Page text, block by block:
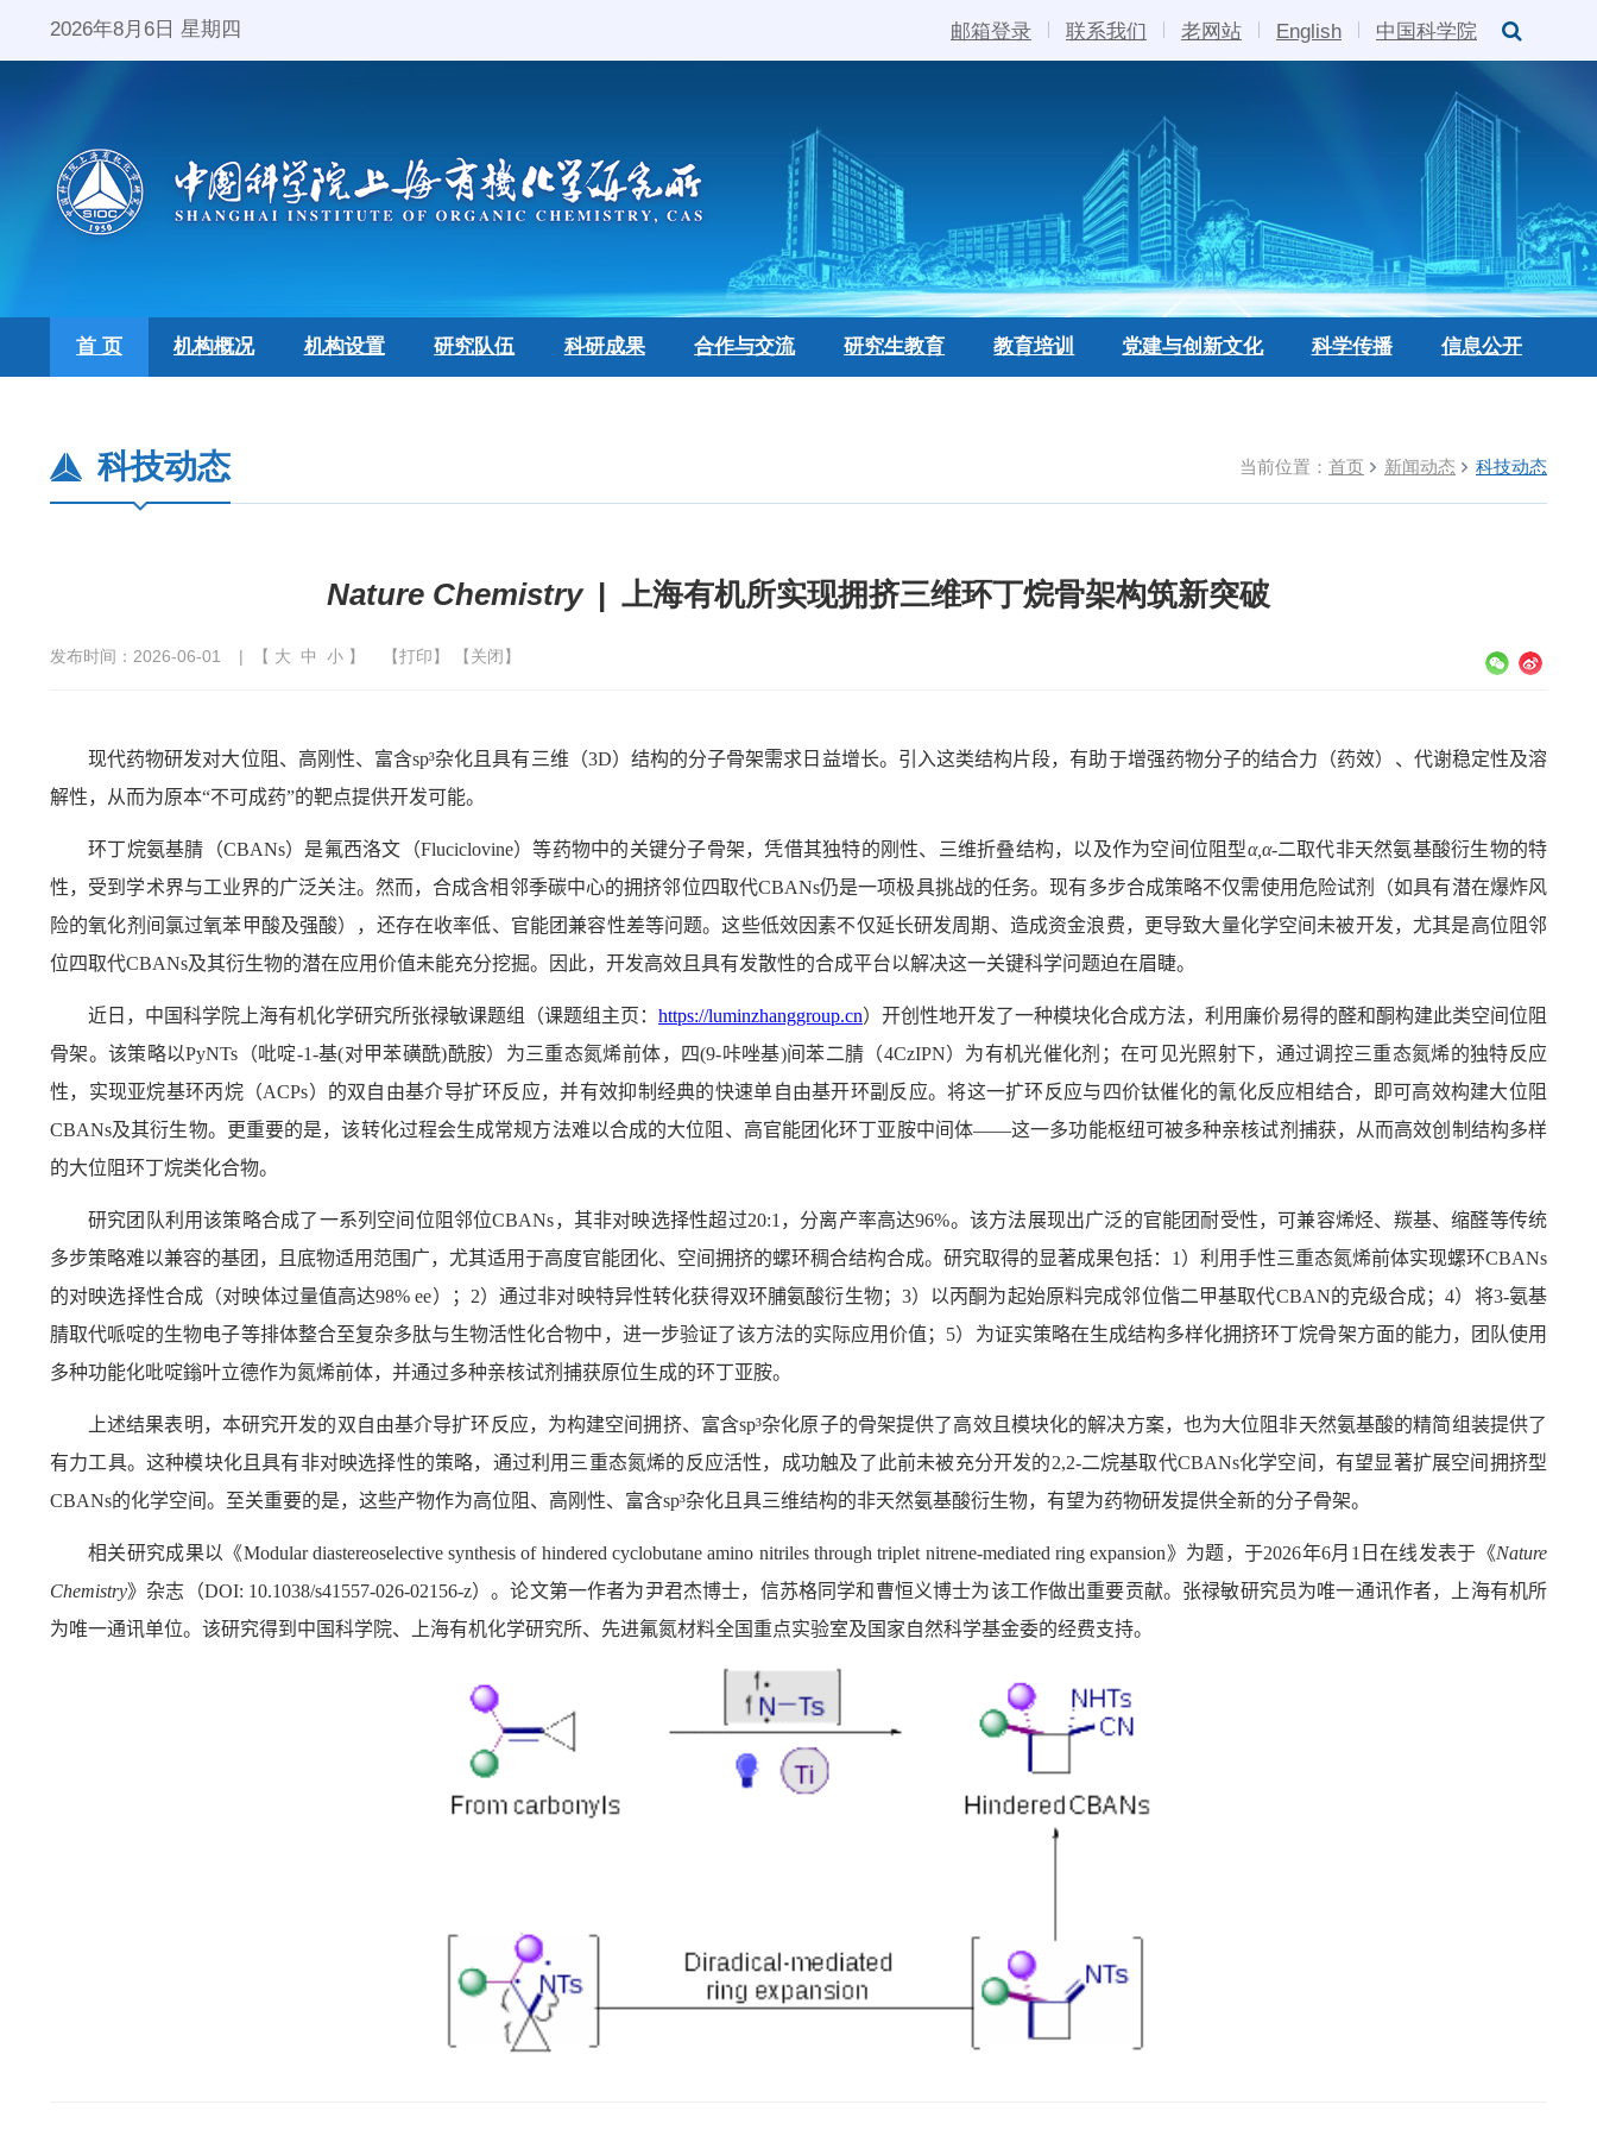
2026年8月6日 星期四 邮箱登录 联系我们 老网站 English 中国科学院
首 页 机构概况 机构设置 研究队伍 科研成果 合作与交流 研究生教育 教育培训 党建与创新文化 科学传播 信息公开
当前位置： 首页 新闻动态 科技动态
科技动态
Nature Chemistry| 上海有机所实现拥挤三维环丁烷骨架构筑新突破
发布时间：2026-06-01 | 【 大 中 小 】 【打印】 【关闭】
现代药物研发对大位阻、高刚性、富含sp³杂化且具有三维（3D）结构的分子骨架需求日益增长。引入这类结构片段，有助于增强药物分子的结合力（药效）、代谢稳定性及溶
解性，从而为原本“不可成药”的靶点提供开发可能。
环丁烷氨基腈（CBANs）是氟西洛文（Fluciclovine）等药物中的关键分子骨架，凭借其独特的刚性、三维折叠结构，以及作为空间位阻型α,α-二取代非天然氨基酸衍生物的特
性，受到学术界与工业界的广泛关注。然而，合成含相邻季碳中心的拥挤邻位四取代CBANs仍是一项极具挑战的任务。现有多步合成策略不仅需使用危险试剂（如具有潜在爆炸风
险的氧化剂间氯过氧苯甲酸及强酸），还存在收率低、官能团兼容性差等问题。这些低效因素不仅延长研发周期、造成资金浪费，更导致大量化学空间未被开发，尤其是高位阻邻
位四取代CBANs及其衍生物的潜在应用价值未能充分挖掘。因此，开发高效且具有发散性的合成平台以解决这一关键科学问题迫在眉睫。
近日，中国科学院上海有机化学研究所张禄敏课题组（课题组主页： https://luminzhanggroup.cn）开创性地开发了一种模块化合成方法，利用廉价易得的醛和酮构建此类空间位阻
骨架。该策略以PyNTs （吡啶-1-基(对甲苯磺酰)酰胺）为三重态氮烯前体，四(9-咔唑基)间苯二腈（4CzIPN）为有机光催化剂；在可见光照射下，通过调控三重态氮烯的独特反应
性，实现亚烷基环丙烷（ACPs）的双自由基介导扩环反应，并有效抑制经典的快速单自由基开环副反应。将这一扩环反应与四价钛催化的氰化反应相结合，即可高效构建大位阻
CBANs及其衍生物。更重要的是，该转化过程会生成常规方法难以合成的大位阻、高官能团化环丁亚胺中间体——这一多功能枢纽可被多种亲核试剂捕获，从而高效创制结构多样
的大位阻环丁烷类化合物。
研究团队利用该策略合成了一系列空间位阻邻位CBANs，其非对映选择性超过20:1 ，分离产率高达96%。该方法展现出广泛的官能团耐受性，可兼容烯烃、羰基、缩醛等传统
多步策略难以兼容的基团，且底物适用范围广，尤其适用于高度官能团化、空间拥挤的螺环稠合结构合成。研究取得的显著成果包括： 1 ）利用手性三重态氮烯前体实现螺环CBANs
的对映选择性合成（对映体过量值高达98% ee）； 2）通过非对映特异性转化获得双环脯氨酸衍生物； 3）以丙酮为起始原料完成邻位偕二甲基取代CBAN的克级合成；4）将3-氨基
腈取代哌啶的生物电子等排体整合至复杂多肽与生物活性化合物中，进一步验证了该方法的实际应用价值； 5） 为证实策略在生成结构多样化拥挤环丁烷骨架方面的能力，团队使用
多种功能化吡啶鎓叶立德作为氮烯前体，并通过多种亲核试剂捕获原位生成的环丁亚胺。
上述结果表明，本研究开发的双自由基介导扩环反应，为构建空间拥挤、富含sp³杂化原子的骨架提供了高效且模块化的解决方案，也为大位阻非天然氨基酸的精简组装提供了
有力工具。这种模块化且具有非对映选择性的策略，通过利用三重态氮烯的反应活性，成功触及了此前未被充分开发的2,2-二烷基取代CBANs化学空间，有望显著扩展空间拥挤型
CBANs的化学空间。至关重要的是，这些产物作为高位阻、高刚性、富含sp³杂化且具三维结构的非天然氨基酸衍生物，有望为药物研发提供全新的分子骨架。
相关研究成果以《Modular diastereoselective synthesis of hindered cyclobutane amino nitriles through triplet nitrene-mediated ring expansion》为题，于2026年6月 1 日在线发表于《Nature
Chemistry》杂志（DOI: 10.1038/s41557-026-02156-z）。论文第一作者为尹君杰博士，信苏格同学和曹恒义博士为该工作做出重要贡献。 张禄敏研究员为唯一通讯作者，上海有机所
为唯一通讯单位。该研究得到中国科学院、上海有机化学研究所、先进氟氮材料全国重点实验室及国家自然科学基金委的经费支持。